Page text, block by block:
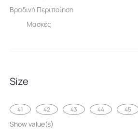
Βραδινή Περιποίηση
Μασκες
Size
41 42 43 44 45
Show value(s)